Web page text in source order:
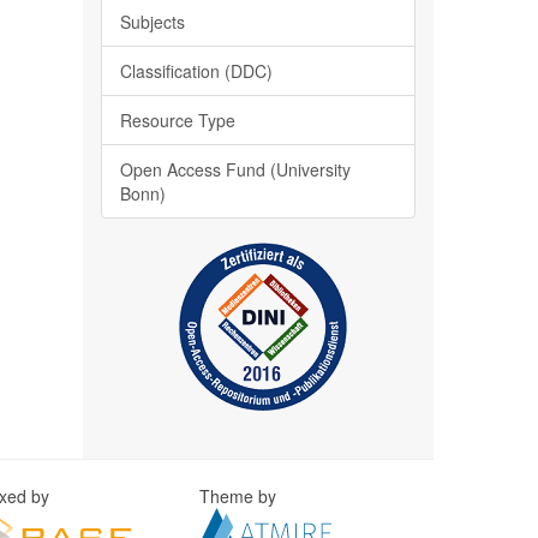
Subjects
Classification (DDC)
Resource Type
Open Access Fund (University
Bonn)
by Theme by